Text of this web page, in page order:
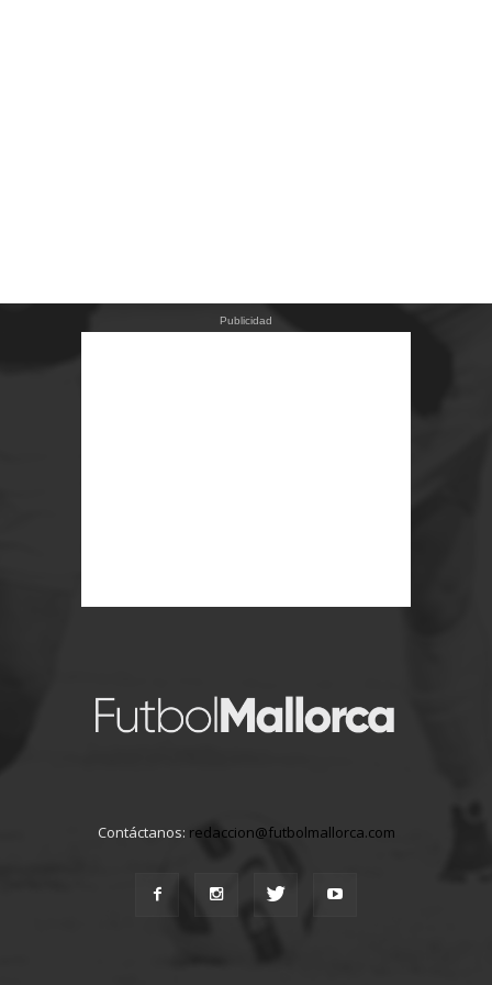
Publicidad
Contáctanos: redaccion@futbolmallorca.com